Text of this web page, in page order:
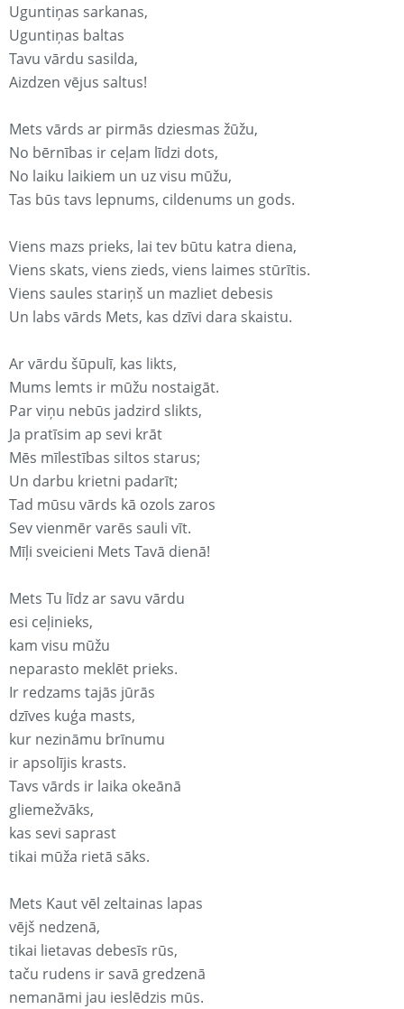
Uguntiņas sarkanas,
Uguntiņas baltas
Tavu vārdu sasilda,
Aizdzen vējus saltus!
Mets vārds ar pirmās dziesmas žūžu,
No bērnības ir ceļam līdzi dots,
No laiku laikiem un uz visu mūžu,
Tas būs tavs lepnums, cildenums un gods.
Viens mazs prieks, lai tev būtu katra diena,
Viens skats, viens zieds, viens laimes stūrītis.
Viens saules stariņš un mazliet debesis
Un labs vārds Mets, kas dzīvi dara skaistu.
Ar vārdu šūpulī, kas likts,
Mums lemts ir mūžu nostaigāt.
Par viņu nebūs jadzird slikts,
Ja pratīsim ap sevi krāt
Mēs mīlestības siltos starus;
Un darbu krietni padarīt;
Tad mūsu vārds kā ozols zaros
Sev vienmēr varēs sauli vīt.
Mīļi sveicieni Mets Tavā dienā!
Mets Tu līdz ar savu vārdu
esi ceļinieks,
kam visu mūžu
neparasto meklēt prieks.
Ir redzams tajās jūrās
dzīves kuģa masts,
kur nezināmu brīnumu
ir apsolījis krasts.
Tavs vārds ir laika okeānā
gliemežvāks,
kas sevi saprast
tikai mūža rietā sāks.
Mets Kaut vēl zeltainas lapas
vējš nedzenā,
tikai lietavas debesīs rūs,
taču rudens ir savā gredzenā
nemanāmi jau ieslēdzis mūs.